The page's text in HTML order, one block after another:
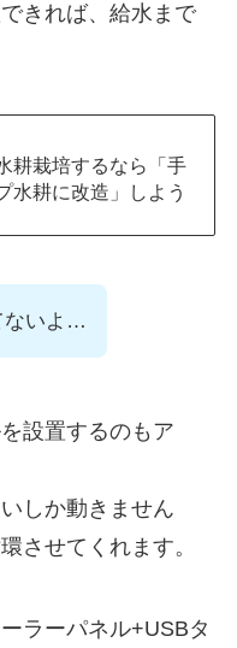
きれば、給水まで
耕栽培するなら「手
水耕に改造」しよう
ないよ…
設置するのもア
しか動きません
させてくれます。
ラーパネル+USBタ